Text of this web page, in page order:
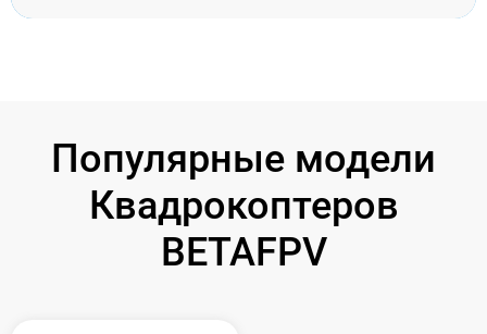
Популярные модели
Квадрокоптеров
BETAFPV